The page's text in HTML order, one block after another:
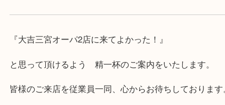
★当店の特徴★
グモール内にあります。